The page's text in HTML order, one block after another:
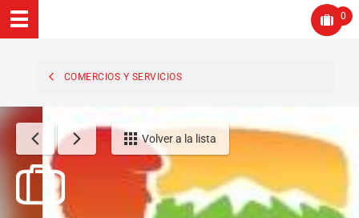
0
COMERCIOS Y SERVICIOS
Volver a la lista